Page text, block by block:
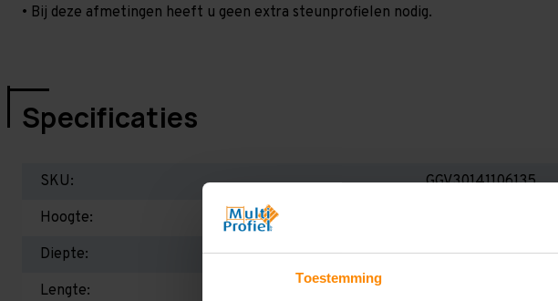
Toestemming
• Bij deze afmetingen heeft u geen extra steunprofielen nodig.
Specificaties
SKU:
GGV30141106135
Hoogte:
Diepte:
1.000 mm
Lengte: